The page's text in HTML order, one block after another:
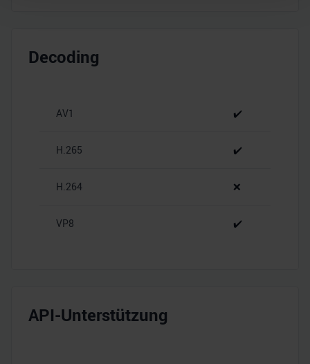
zu können und die Zugriffe auf unsere Website zu
soziale Medien, Werbung und Analysen weiter. Unsere
haben oder die sie im Rahmen Ihrer Nutzung der Dienste
Decoding
AV1 ✔️
H.265 ✔️
H.264 ❌
VP8 ✔️
API-Unterstützung